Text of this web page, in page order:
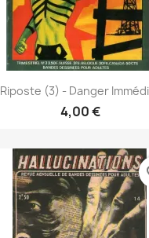
Riposte (3) - Danger
4,00 €